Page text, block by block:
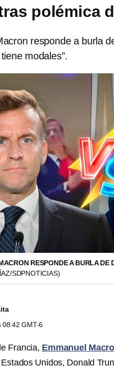
polémica
responde a burla
modales”.
RESPONDE A BURLA DE
SDPNOTICIAS)
08:42 GMT-6
Francia, Emmanuel
Unidos, Donald